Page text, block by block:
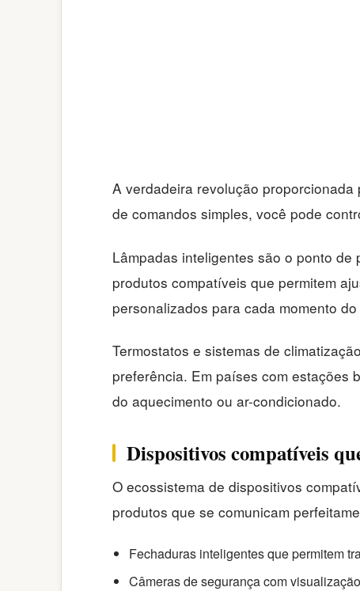
A verdadeira revolução
de comandos simples, você pode
Lâmpadas inteligentes são o ponto
produtos compatíveis que permitem
personalizados para cada momento
Termostatos e sistemas de
preferência. Em países com estações
do aquecimento ou ar-condicionado.
Dispositivos compatíveis
O ecossistema de dispositivos
produtos que se comunicam
Fechaduras inteligentes que permitem
Câmeras de segurança com